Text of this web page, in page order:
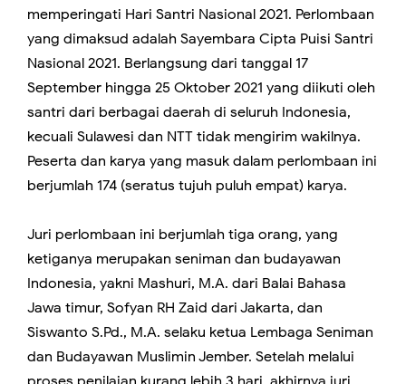
memperingati Hari Santri Nasional 2021. Perlombaan
yang dimaksud adalah Sayembara Cipta Puisi Santri
Nasional 2021. Berlangsung dari tanggal 17
September hingga 25 Oktober 2021 yang diikuti oleh
santri dari berbagai daerah di seluruh Indonesia,
kecuali Sulawesi dan NTT tidak mengirim wakilnya.
Peserta dan karya yang masuk dalam perlombaan ini
berjumlah 174 (seratus tujuh puluh empat) karya.
Juri perlombaan ini berjumlah tiga orang, yang
ketiganya merupakan seniman dan budayawan
Indonesia, yakni Mashuri, M.A. dari Balai Bahasa
Jawa timur, Sofyan RH Zaid dari Jakarta, dan
Siswanto S.Pd., M.A. selaku ketua Lembaga Seniman
dan Budayawan Muslimin Jember. Setelah melalui